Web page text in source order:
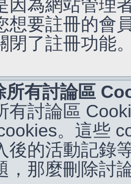
因為網站管理
想要註冊的會
閉了註冊功能
所有討論區
有討論區
。這些
後的活動記錄
，那麼刪除討